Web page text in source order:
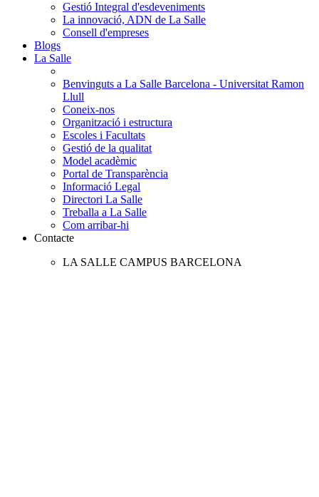
Gestió Integral d'esdeveniments
La innovació, ADN de La Salle
Consell d'empreses
Blogs
La Salle
Benvinguts a La Salle Barcelona - Universitat Ramon
Llull
Coneix-nos
Organització i estructura
Escoles i Facultats
Gestió de la qualitat
Model acadèmic
Portal de Transparència
Informació Legal
Directori La Salle
Treballa a La Salle
Com arribar-hi
Contacte
LA SALLE CAMPUS BARCELONA